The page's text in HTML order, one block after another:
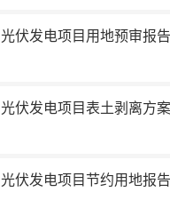
光伏发电项目用地预审报告
光伏发电项目表土剥离方案
光伏发电项目节约用地报告